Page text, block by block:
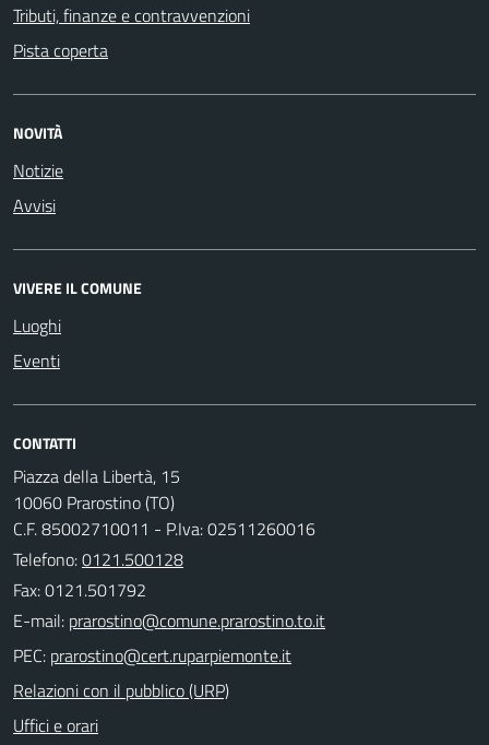
Tributi, finanze e contravvenzioni
Pista coperta
NOVITÀ
Notizie
Avvisi
VIVERE IL COMUNE
Luoghi
Eventi
CONTATTI
Piazza della Libertà, 15
10060 Prarostino (TO)
C.F. 85002710011 - P.Iva: 02511260016
Telefono:0121.500128
Fax: 0121.501792
E-mail:
PEC:
Relazioni con il pubblico (URP)
Uffici e orari